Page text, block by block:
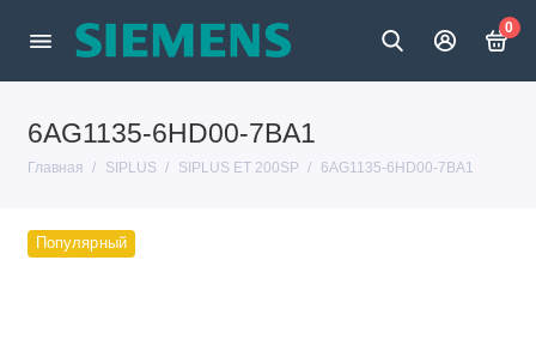
0
6AG1135-6HD00-7BA1
Главная SIPLUS SIPLUS ET 200SP 6AG1135-6HD00-7BA1
Популярный